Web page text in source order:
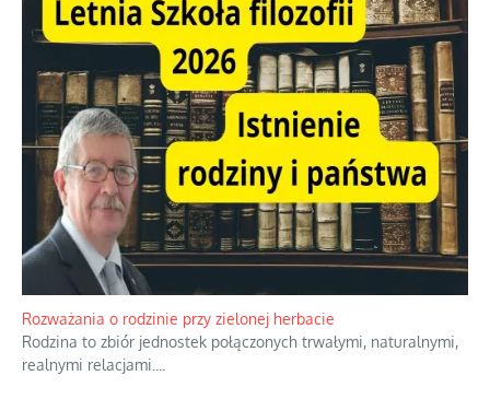
Rozważania o rodzinie przy zielonej herbacie
Rodzina to zbiór jednostek połączonych trwałymi, naturalnymi,
realnymi relacjami.